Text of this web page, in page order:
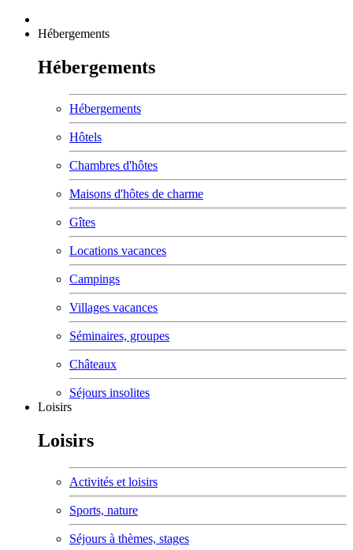
Hébergements
Hébergements
Hébergements
Hôtels
Chambres d'hôtes
Maisons d'hôtes de charme
Gîtes
Locations vacances
Campings
Villages vacances
Séminaires, groupes
Châteaux
Séjours insolites
Loisirs
Loisirs
Activités et loisirs
Sports, nature
Séjours à thèmes, stages